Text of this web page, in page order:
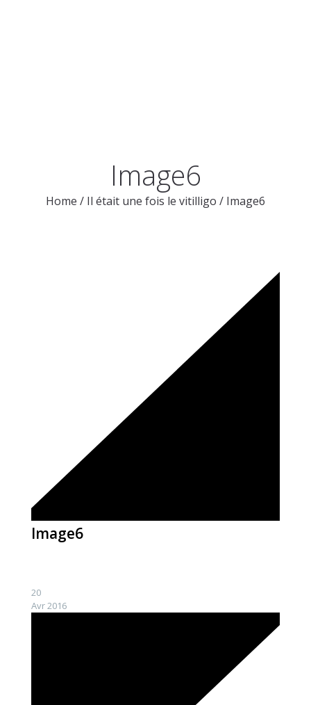
Image6
Home / Il était une fois le vitilligo / Image6
Image6
20
Avr 2016